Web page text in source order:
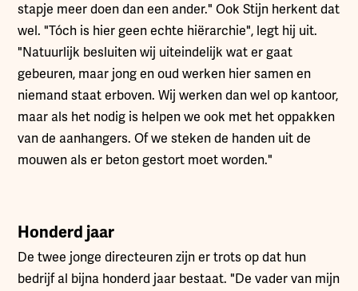
stapje meer doen dan een ander." Ook Stijn herkent dat
wel. "Tóch is hier geen echte hiërarchie", legt hij uit.
"Natuurlijk besluiten wij uiteindelijk wat er gaat
gebeuren, maar jong en oud werken hier samen en
niemand staat erboven. Wij werken dan wel op kantoor,
maar als het nodig is helpen we ook met het oppakken
van de aanhangers. Of we steken de handen uit de
mouwen als er beton gestort moet worden."
Honderd jaar
De twee jonge directeuren zijn er trots op dat hun
bedrijf al bijna honderd jaar bestaat. "De vader van mijn